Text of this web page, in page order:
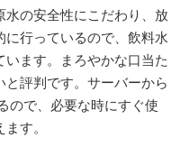
の安全性にこだわり、放
行っているので、飲料水
ます。まろやかな口当た
評判です。サーバーから
で、必要な時にすぐ使
す。